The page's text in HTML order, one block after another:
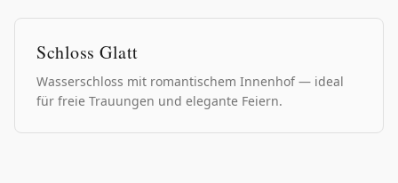
Schloss Glatt
Wasserschloss mit romantischem Innenhof — ideal
für freie Trauungen und elegante Feiern.